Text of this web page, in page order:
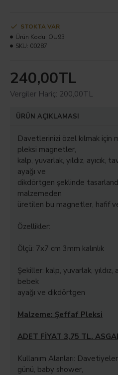
240,00TL
Vergiler Hariç: 200,00TL
STOKTA VAR
Ürün Kodu: OU93
SKU: 00287
ÜRÜN AÇIKLAMASI
Davetlerinizi özel kılmak için
pleksi magnetler,
kalp, yuvarlak, yıldız, ayıcık,
ayağı ve
dikdörtgen şeklinde
malzemeden
üretilen bu magnetler, hafif ve
Özellikler:
Ölçü: 7x7 cm 3mm kalınlık
Şekiller: kalp, yuvarlak, yıldız,
bebek
ayağı ve dikdörtgen
Malzeme: Şeffaf Pleksi
ADET FİYAT 3,75 TL.
Kullanım Alanları:
günü, baby shower,